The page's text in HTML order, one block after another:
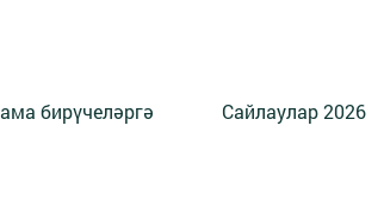
бирүчеләргә Сайлаулар 2026